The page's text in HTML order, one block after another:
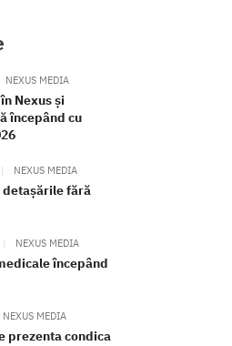
NEXUS MEDIA
Nexus și
începând cu
| NEXUS MEDIA
fără
| NEXUS MEDIA
începând
NEXUS MEDIA
prezenta condica